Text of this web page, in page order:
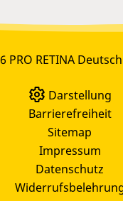
PRO RETINA
Darstellung
Barrierefreiheit
Sitemap
Impressum
Datenschutz